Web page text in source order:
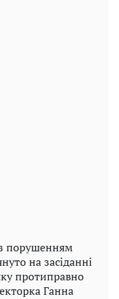
порушенням
на засіданні
протиправно
Ганна